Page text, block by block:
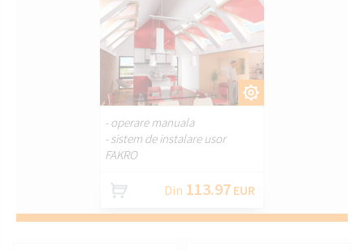
PERSONALIZAȚI.
- operare manuala
- sistem de instalare usor
FAKRO
Din 113.97 EUR